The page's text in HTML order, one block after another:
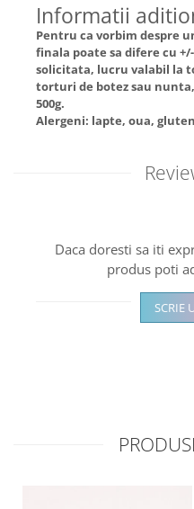
Informatii
Pentru ca vorbim despre
finala poate sa difere cu
solicitata, lucru valabil la
torturi de botez sau
500g.
Alergeni: lapte, oua,
Daca doresti sa iti
produs poti
SCRIE